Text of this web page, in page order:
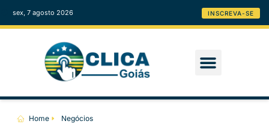
sex, 7 agosto 2026 INSCREVA-SE
Home Negócios